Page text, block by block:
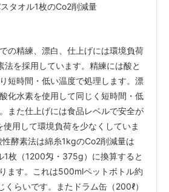
の精練、漂白、仕上げには環境負荷
法を採用しています。精練には酸と
短時間・低い温度で処理します。漂
化水素を使用して同じく短時間・低
また仕上げには食品レベルで安全が
用して環境負荷を少なくしていま
酵素法は綿糸1kgのCo2削減量は
1枚（1200匁・375g）に換算すると
ます。これは500mlペットボトル約
くらいです。またドラム缶（200ℓ）